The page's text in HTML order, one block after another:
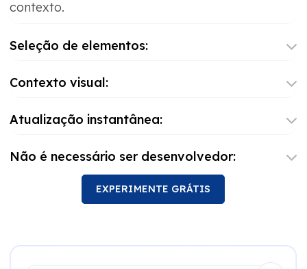
contexto.
Seleção de elementos:
Contexto visual:
Atualização instantânea:
Não é necessário ser desenvolvedor:
EXPERIMENTE GRÁTIS